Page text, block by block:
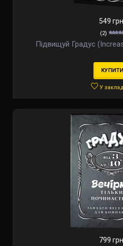
549 грн.
(2)
Підвищуй Градус
КУПИТИ
У
799 грн.